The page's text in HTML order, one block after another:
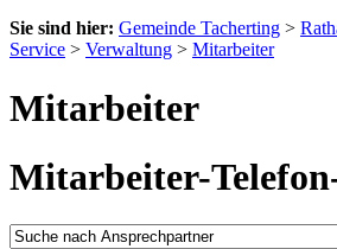
Sie sind hier: Gemeinde Tacherting >
Service > Verwaltung > Mitarbeiter
Mitarbeiter
Mitarbeiter-